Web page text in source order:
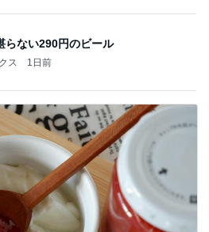
らない290円のビール
ス 1日前